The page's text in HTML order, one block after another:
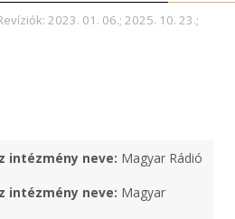
2023. 01. 06.; 2025. 10. 23.;
intézmény neve: Magyar Rádió
intézmény neve: Magyar